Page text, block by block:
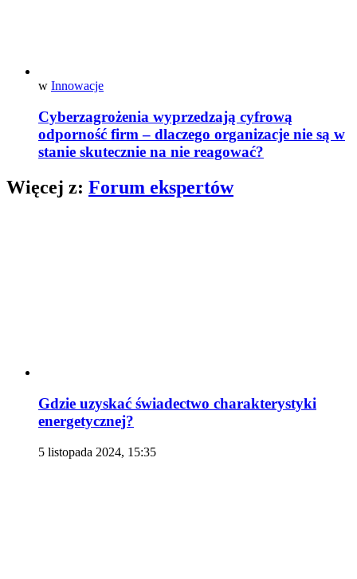
w Innowacje
Cyberzagrożenia wyprzedzają cyfrową
odporność firm – dlaczego organizacje nie są w
stanie skutecznie na nie reagować?
Więcej z: Forum ekspertów
Gdzie uzyskać świadectwo charakterystyki
energetycznej?
5 listopada 2024, 15:35